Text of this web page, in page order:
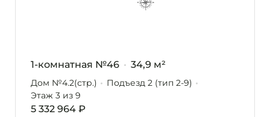
1-комнатная №46 34,9 м²
Дом №4.2(стр.)
Подъезд 2 (тип 2-9)
Этаж 3из 9
5 332 964 ₽